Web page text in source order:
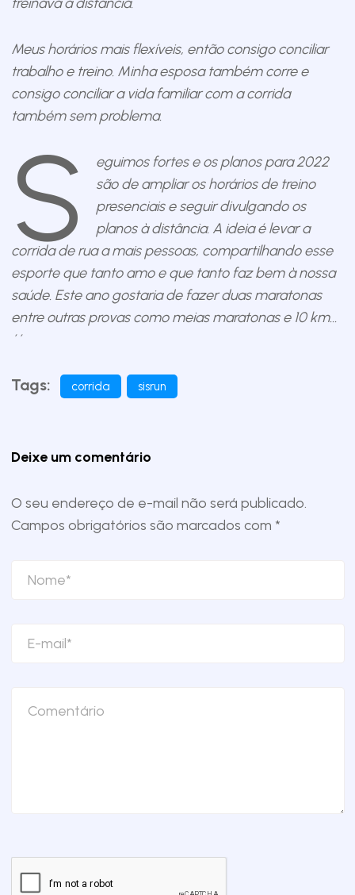
Meus horários mais flexíveis, então consigo conciliar
trabalho e treino. Minha esposa também corre e
consigo conciliar a vida familiar com a corrida
também sem problema.
S
eguimos fortes e os planos para 2022
são de ampliar os horários de treino
presenciais e seguir divulgando os
planos à distância. A ideia é levar a
corrida de rua a mais pessoas, compartilhando esse
esporte que tanto amo e que tanto faz bem à nossa
saúde. Este ano gostaria de fazer duas maratonas
entre outras provas como meias maratonas e 10 km…
´´
Tags: corrida sisrun
Deixe um comentário
O seu endereço de e-mail não será publicado.
Campos obrigatórios são marcados com *